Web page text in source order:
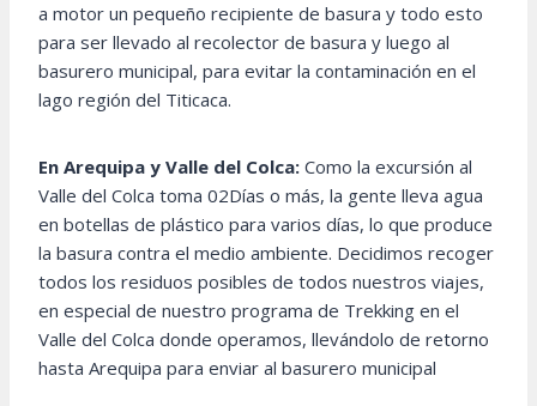
a motor un pequeño recipiente de basura y todo esto
para ser llevado al recolector de basura y luego al
basurero municipal, para evitar la contaminación en el
lago región del Titicaca.
En Arequipa y Valle del Colca: Como la excursión al
Valle del Colca toma 02Días o más, la gente lleva agua
en botellas de plástico para varios días, lo que produce
la basura contra el medio ambiente. Decidimos recoger
todos los residuos posibles de todos nuestros viajes,
en especial de nuestro programa de Trekking en el
Valle del Colca donde operamos, llevándolo de retorno
hasta Arequipa para enviar al basurero municipal